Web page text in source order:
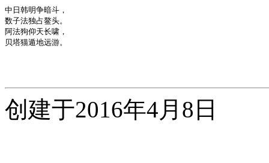
中日韩明争暗斗，
数子法独占鳌头。
阿法狗仰天长啸，
创建于2016年4月8日